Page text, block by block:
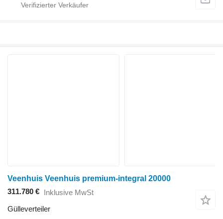
Veenhuis Veenhuis premium-integral 20000
311.780 € Inklusive MwSt
Gülleverteiler